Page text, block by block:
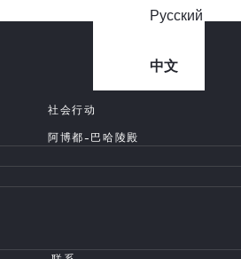
Русский
中文
社会行动
阿博都-巴哈陵殿